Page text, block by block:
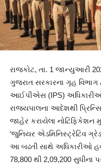
રાજકોટ, તા. 1 જાન્યુઆરી
ગુજરાત સરકારના ગૃહ વિભાગ
આઈપીએસ (IPS)
રાજ્યપાલના આદેશથી
જાહેર કરાયેલા
‘જુનિયર એડમિનિસ્ટ્રેટિવ
આ બઢતી સાથે અધિકારીઓ
78,800 થી 2,09,200 સુધીના